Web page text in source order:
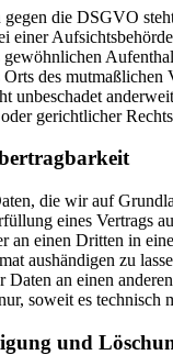
die DSGVO
einer
des mutmaßlichen
unbeschadet
gerichtlicher
die wir auf
eines Vertrags
an einen Dritten in
aushändigen zu
Daten an einen
soweit es technisch
und